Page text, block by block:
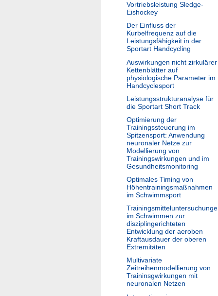
Vortriebsleistung Sledge-
Eishockey
Der Einfluss der
Kurbelfrequenz auf die
Leistungsfähigkeit in der
Sportart Handcycling
Auswirkungen nicht zirkulärer
Kettenblätter auf
physiologische Parameter im
Handcyclesport
Leistungsstrukturanalyse für
die Sportart Short Track
Optimierung der
Trainingssteuerung im
Spitzensport: Anwendung
neuronaler Netze zur
Modellierung von
Trainingswirkungen und im
Gesundheitsmonitoring
Optimales Timing von
Höhentrainingsmaßnahmen
im Schwimmsport
im Schwimmen zur
disziplingerichteten
Entwicklung der aeroben
Kraftausdauer der oberen
Extremitäten
Multivariate
Zeitreihenmodellierung von
Traininsgwirkungen mit
neuronalen Netzen